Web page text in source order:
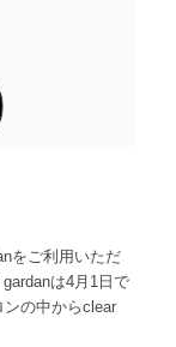
をご利用いただ
は4月1日で
の中からclear